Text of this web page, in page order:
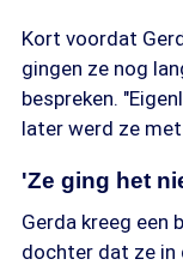
Kort voordat
gingen ze nog
bespreken.
later werd ze
'Ze ging het
Gerda kreeg een
dochter dat ze in